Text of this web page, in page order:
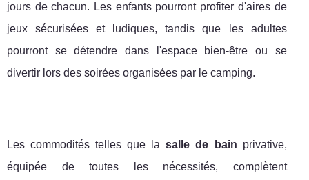
jours de chacun. Les enfants pourront profiter d'aires de
jeux sécurisées et ludiques, tandis que les adultes
pourront se détendre dans l'espace bien-être ou se
divertir lors des soirées organisées par le camping.
Les commodités telles que lasalle de bain privative,
équipée de toutes les nécessités, complètent